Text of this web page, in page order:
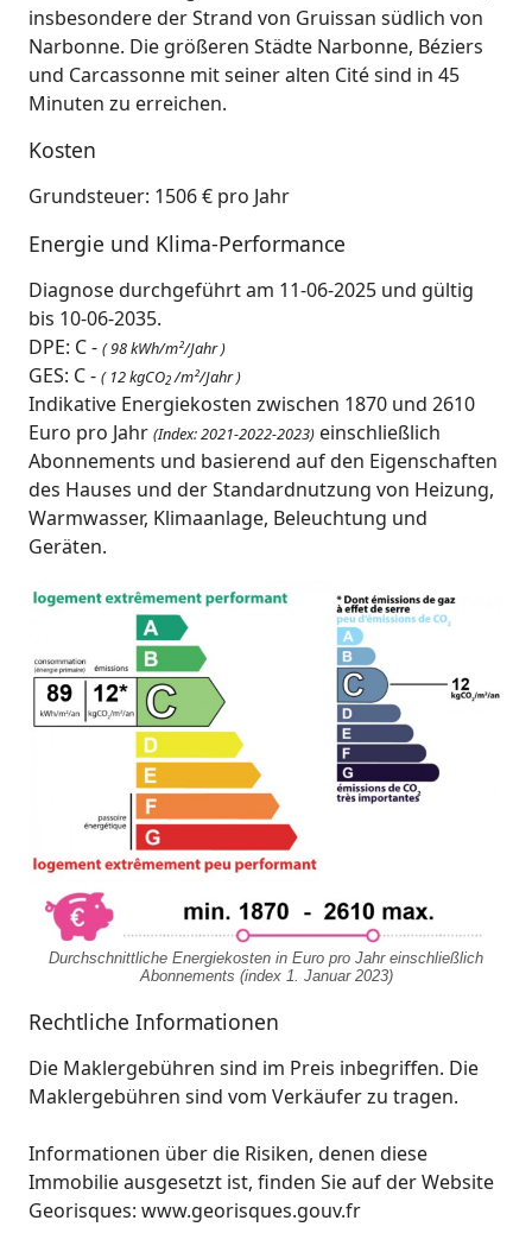
insbesondere der Strand von Gruissan südlich von
Narbonne. Die größeren Städte Narbonne, Béziers
und Carcassonne mit seiner alten Cité sind in 45
Minuten zu erreichen.
Kosten
Grundsteuer: 1506 € pro Jahr
Energie und Klima-Performance
Diagnose durchgeführt am 11-06-2025 und gültig
bis 10-06-2035.
DPE: C - ( 98 kWh/m²/Jahr )
GES: C - ( 12 kgCO2/m²/Jahr )
Indikative Energiekosten zwischen 1870 und 2610
Euro pro Jahr (Index: 2021-2022-2023) einschließlich
Abonnements und basierend auf den Eigenschaften
des Hauses und der Standardnutzung von Heizung,
Warmwasser, Klimaanlage, Beleuchtung und
Geräten.
Durchschnittliche Energiekosten in Euro pro Jahr einschließlich
Abonnements (index 1. Januar 2023)
Rechtliche Informationen
Die Maklergebühren sind im Preis inbegriffen. Die
Maklergebühren sind vom Verkäufer zu tragen.
Informationen über die Risiken, denen diese
Immobilie ausgesetzt ist, finden Sie auf der Website
Georisques: www.georisques.gouv.fr